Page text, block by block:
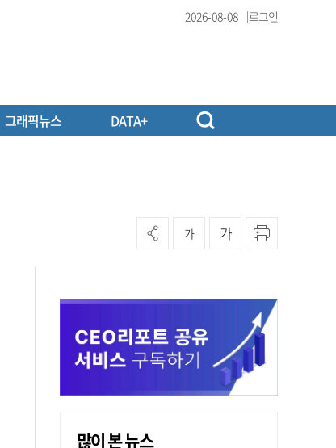
2026-08-08 로그인
그래픽뉴스 DATA+
가 가
많이 본 뉴스